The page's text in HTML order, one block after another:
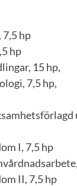
7,5 hp
hp
15 hp,
7,5 hp,
I, 7,5 hp
II, 7,5 hp